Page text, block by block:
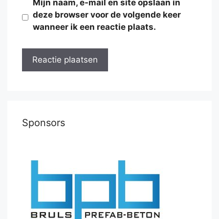
Mijn naam, e-mail en site opslaan in
deze browser voor de volgende keer
wanneer ik een reactie plaats.
Sponsors